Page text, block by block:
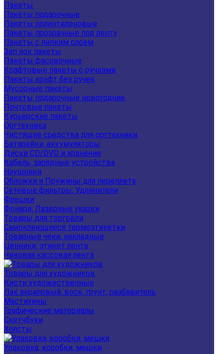
Пакеты
Пакеты подарочные
Пакеты полиэтиленовые
Пакеты прозрачные под ленту
Пакеты с липким слоем
Зип лок пакеты
Пакеты фасовочные
Крафтовые пакеты с ручками
Пакеты крафт без ручек
Мусорные пакеты
Пакеты подарочные новогодние
Почтовые пакеты
Курьерские пакеты
Оргтехника
Чистящие средства для оргтехники
Батарейки, аккумуляторы
Диски CD/DVD и хранение
Кабель, зарядные устройства
Наушники
Обложки и Пружины для переплета
Сетевые фильтры, Удлинители
Флешки
Фонари, Лазерные указки
Товары для торговли
Самоклеющиеся термоэтикетки
Товарные чеки, накладные
Ценники, этикет лента
Чековая кассовая лента
Товары для художников
Кисти художественные
Лак акриловый, воск, грунт, разбавитель
Мастихины
Графические материалы
Скетчбуки
Холсты
Упаковка, коробки, мешки